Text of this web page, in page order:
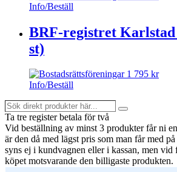
Info/Beställ
BRF-registret Karlstad
st)
1 795 kr
Info/Beställ
Sök
direkt
produkter
här...
Search
Ta tre register betala för två
Vid beställning av minst 3 produkter får ni
är den då med lägst pris som man får med
syns ej i kundvagnen eller i kassan, men
köpet motsvarande den billigaste produkten.